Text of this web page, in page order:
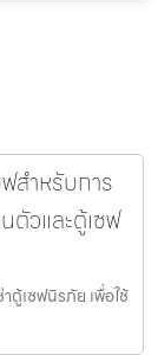
สำหรับการ
ตัวและตู้เซฟ
ตู้เซฟนิรภัย เพื่อใช้